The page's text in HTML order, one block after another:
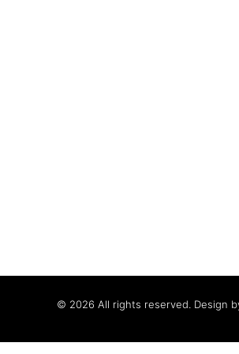
© 2026 All rights reserved. Design